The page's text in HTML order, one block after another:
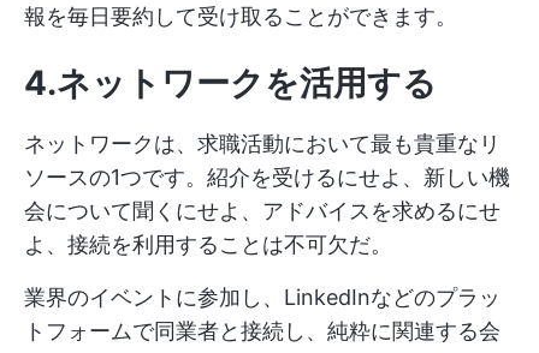
報を毎日要約して受け取ることができます。
4.ネットワークを活用する
ネットワークは、求職活動において最も貴重なリ
ソースの1つです。紹介を受けるにせよ、新しい機
会について聞くにせよ、アドバイスを求めるにせ
よ、接続を利用することは不可欠だ。
業界のイベントに参加し、LinkedInなどのプラッ
トフォームで同業者と接続し、純粋に関連する会